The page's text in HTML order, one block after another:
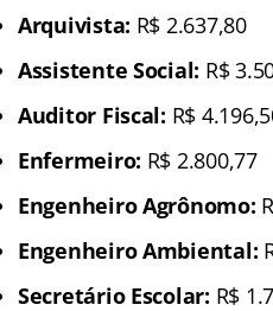
Arquivista: R$ 2.637,80
Assistente Social: R$
Auditor Fiscal: R$
Enfermeiro: R$ 2.800,77
Engenheiro Agrônomo:
Engenheiro Ambiental:
Secretário Escolar: R$